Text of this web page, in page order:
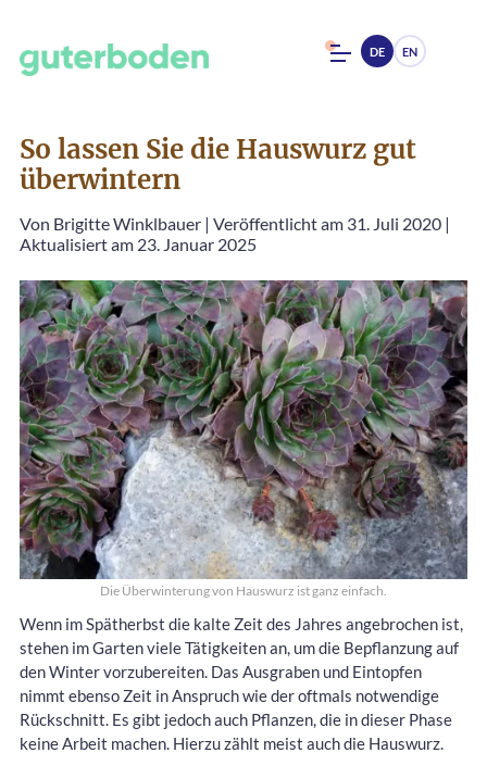
DE EN
So lassen Sie die Hauswurz gut
überwintern
Von Brigitte Winklbauer | Veröffentlicht am 31. Juli 2020 |
Aktualisiert am 23. Januar 2025
Die Überwinterung von Hauswurz ist ganz einfach.
Wenn im Spätherbst die kalte Zeit des Jahres angebrochen ist,
stehen im Garten viele Tätigkeiten an, um die Bepflanzung auf
den Winter vorzubereiten. Das Ausgraben und Eintopfen
nimmt ebenso Zeit in Anspruch wie der oftmals notwendige
Rückschnitt. Es gibt jedoch auch Pflanzen, die in dieser Phase
keine Arbeit machen. Hierzu zählt meist auch die Hauswurz.